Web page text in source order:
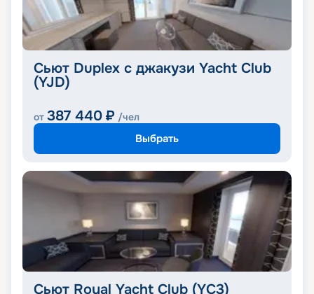
Сьют Duplex с джакузи Yacht Club
(YJD)
от 387 440 ₽ /чел
Выбрать
Сьют Royal Yacht Club (YC3)